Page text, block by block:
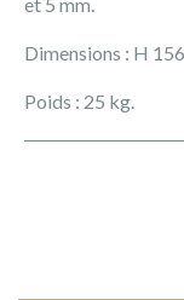
Dimensions : H
Poids : 25 kg.